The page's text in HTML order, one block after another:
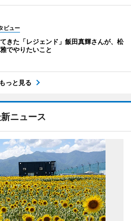
ビュー
きた「レジェンド」飯田真輝さんが、松
でやりたいこと
もっと見る
ニュース